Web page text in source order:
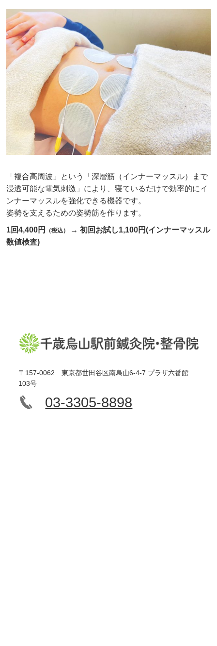
「複合高周波」という「深層筋（インナーマッスル）まで
浸透可能な電気刺激」により、寝ているだけで効率的にイ
ンナーマッスルを強化できる機器です。
姿勢を支えるための姿勢筋を作ります。
1回4,400円 （税込）
→ 初回お試し1,100円(インナーマッスル
数値検査)
〒157-0062 東京都世田谷区南烏山6-4-7 プラザ六番館
103号
03-3305-8898